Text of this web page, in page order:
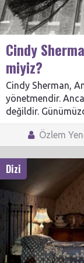
Cindy
miyiz?
Cindy Sherman,
yönetmendir.
değildir.
Özlem
Dizi